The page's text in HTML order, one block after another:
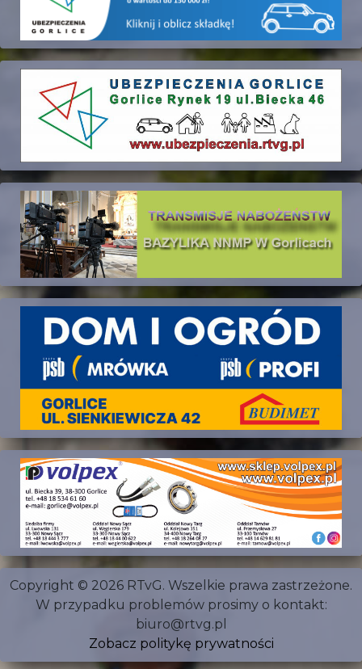
Copyright © 2026 RTvG. Wszelkie prawa zastrzeżone.
W przypadku problemów prosimy o kontakt:
biuro@rtvg.pl
Zobacz politykę prywatności